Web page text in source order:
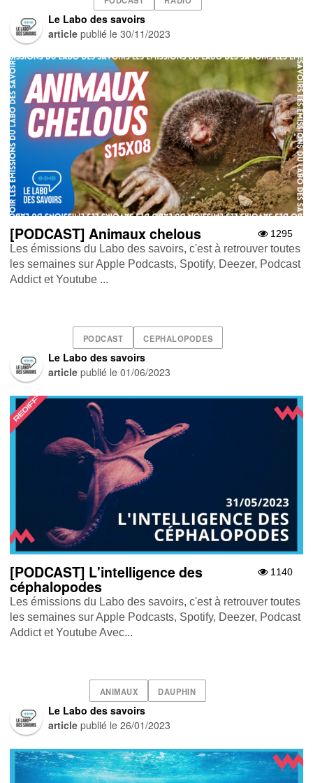
Le Labo des savoirs
article publié le30/11/2023
1295
[PODCAST] Animaux chelous
Les émissions du Labo des savoirs, c'est à retrouver toutes
les semaines sur Apple Podcasts , Spotify , Deezer , Podcast
Addict et Youtube ...
PODCAST CEPHALOPODES
Le Labo des savoirs
article publié le01/06/2023
1140
[PODCAST] L'intelligence des
céphalopodes
Les émissions du Labo des savoirs, c'est à retrouver toutes
les semaines sur Apple Podcasts , Spotify , Deezer , Podcast
Addict et Youtube Avec...
ANIMAUX DAUPHIN
Le Labo des savoirs
article publié le26/01/2023